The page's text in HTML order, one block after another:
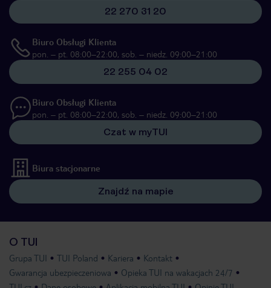
22 270 31 20
Biuro Obsługi Klienta
pon. – pt. 08:00–22:00, sob. – niedz. 09:00–21:00
22 255 04 02
Biuro Obsługi Klienta
pon. – pt. 08:00–22:00, sob. – niedz. 09:00–21:00
Czat w myTUI
Biura stacjonarne
Znajdź na mapie
O TUI
Grupa TUI TUI Poland Kariera
Kontakt
Gwarancja ubezpieczeniowa
Opieka TUI na wakacjach 24/7